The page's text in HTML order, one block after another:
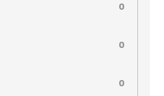
0
0
0